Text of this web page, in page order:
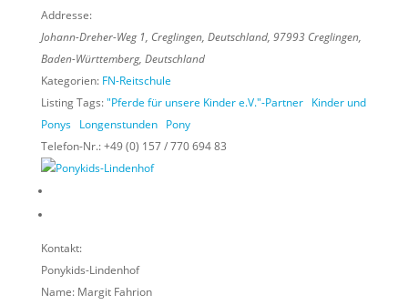
Addresse:
Johann-Dreher-Weg 1, Creglingen, Deutschland, 97993Creglingen,
Baden-Württemberg, Deutschland
Kategorien: FN-Reitschule
Listing Tags:"Pferde für unsere Kinder e.V."-Partner Kinder und
Ponys Longenstunden Pony
Telefon-Nr.:+49 (0) 157 / 770 694 83
Kontakt:
Ponykids-Lindenhof
Name: Margit Fahrion